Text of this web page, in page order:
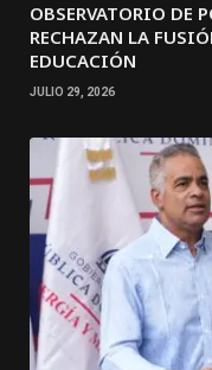
OBSERVATORIO DE
RECHAZAN LA
EDUCACIÓN
JULIO 29, 2026